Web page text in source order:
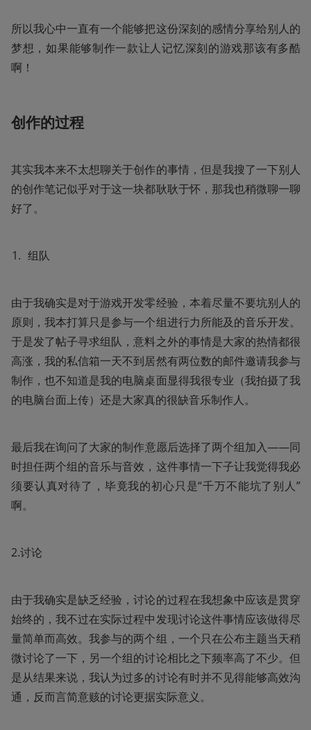
所以我心中一直有一个能够把这份深刻的感情分享给别人的
梦想，如果能够制作一款让人记忆深刻的游戏那该有多酷
啊！
创作的过程
其实我本来不太想聊关于创作的事情，但是我搜了一下别人
的创作笔记似乎对于这一块都耿耿于怀，那我也稍微聊一聊
好了。
组队
由于我确实是对于游戏开发零经验，本着尽量不要坑别人的
原则，我本打算只是参与一个组进行力所能及的音乐开发。
于是发了帖子寻求组队，意料之外的事情是大家的热情都很
高涨，我的私信箱一天不到居然有两位数的邮件邀请我参与
制作，也不知道是我的电脑桌面显得我很专业（我拍摄了我
的电脑台面上传）还是大家真的很缺音乐制作人。
最后我在询问了大家的制作意愿后选择了两个组加入——同
时担任两个组的音乐与音效，这件事情一下子让我觉得我必
须要认真对待了，毕竟我的初心只是“千万不能坑了别人”
啊。
2.讨论
由于我确实是缺乏经验，讨论的过程在我想象中应该是贯穿
始终的，我不过在实际过程中发现讨论这件事情应该做得尽
量简单而高效。我参与的两个组，一个只在公布主题当天稍
微讨论了一下，另一个组的讨论相比之下频率高了不少。但
是从结果来说，我认为过多的讨论有时并不见得能够高效沟
通，反而言简意赅的讨论更据实际意义。